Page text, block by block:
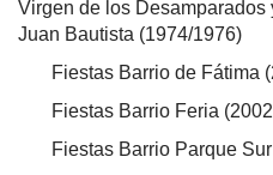
Virgen de los Desamparados
Juan Bautista (1974/1976)
Fiestas Barrio de Fátima
Fiestas Barrio Feria
Fiestas Barrio Parque Sur